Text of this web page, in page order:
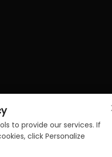
to provide our services. If
click Personalize